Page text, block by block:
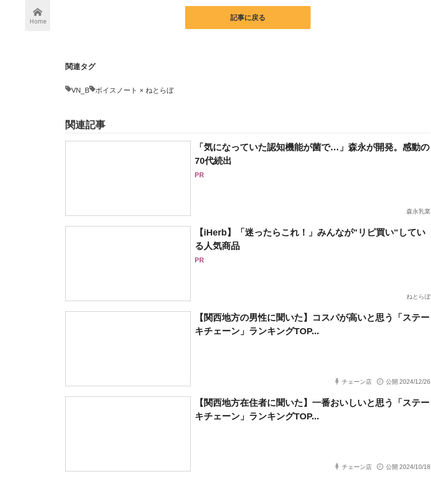
Home 記事に戻る
関連タグ
VN_B ボイスノート × ねとらぼ
関連記事
「気になっていた認知機能が菌で…」森永が開発。感動の
70代続出
PR
森永乳業
【iHerb】「迷ったらこれ！」みんなが"リピ買い"してい
る人気商品
PR
ねとらぼ
【関西地方の男性に聞いた】コスパが高いと思う「ステー
キチェーン」ランキングTOP...
チェーン店 公開 2024/12/26
【関西地方在住者に聞いた】一番おいしいと思う「ステー
キチェーン」ランキングTOP...
チェーン店 公開 2024/10/18